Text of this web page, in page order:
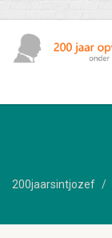
200jaarsintjozef